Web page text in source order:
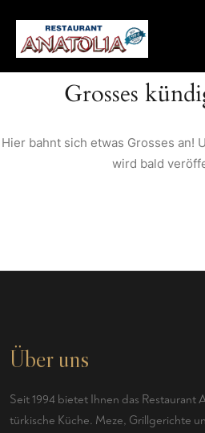
Grosses
Hier bahnt sich etwas Grosses an!
wird bald
Über uns
Seit 1994 bietet Ihnen das Restaurant
türkische Küche. Meze, Grillgerichte